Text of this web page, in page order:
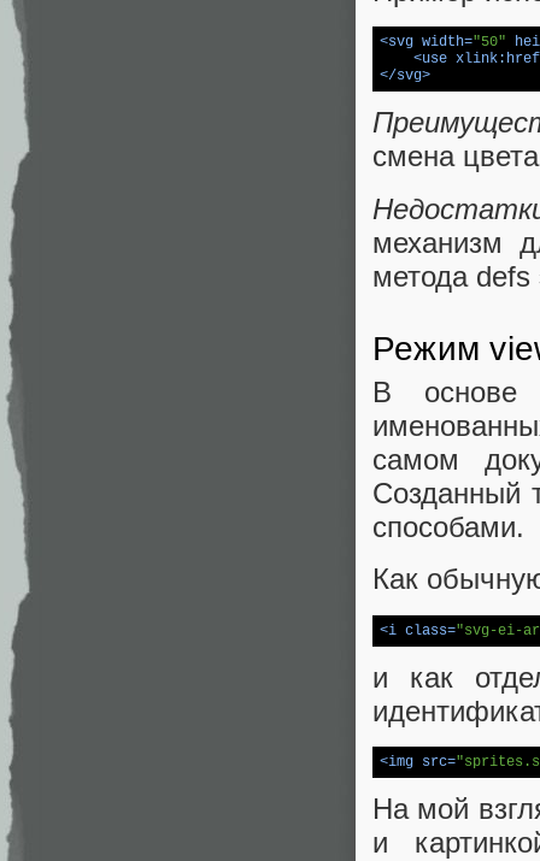
<svg width="50"
<use xlink:href
</svg>
смена
механизм
метода
Режим
В основе
самом
Созданный
способами.
Как
<i class="svg-ei-
и как
<img src=
На мой
и